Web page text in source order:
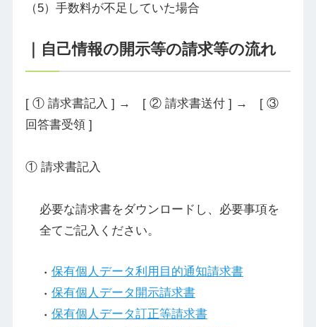
手数料が不足していた場合
｜自己情報の開示等の請求等の流れ
[ ① 請求書記入 ] → [ ② 請求書送付 ] → [ ③
回答書受領 ]
① 請求書記入
必要な請求書をダウンロードし、必要事項を
全てご記入ください。
保有個人データ利用目的通知請求書
保有個人データ開示請求書
保有個人データ訂正等請求書